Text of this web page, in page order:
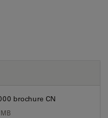
brochure CN
MB